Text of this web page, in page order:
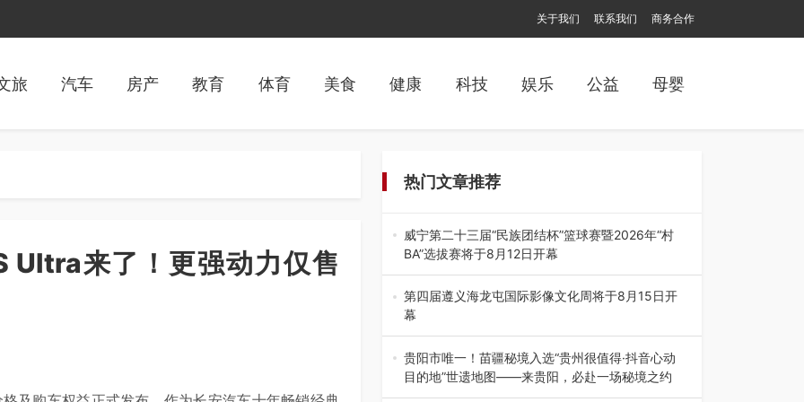
关于我们 联系我们 商务合作
旅 汽车 房产 教育 体育 美食 健康 科技 娱乐 公益 母婴
Ultra来了！更强动力仅售
热门文章推荐
威宁第二十三届“民族团结杯”篮球赛暨2026年“村
BA”选拔赛将于8月12日开幕
8月7日，威宁彝族回族苗族自治县第二十三届“民
族团结杯”篮球赛暨2026年“村B…
第四届遵义海龙屯国际影像文化周将于8月15日开
幕
8月7日，第四届遵义海龙屯国际影像文化周媒体
通气会在世界文化遗产地海龙屯核心景区…
贵阳市唯一！苗疆秘境入选“贵州很值得·抖音心动
目的地”世遗地图——来贵阳，必赴一场秘境之约
2026年7月21日，2026年“贵州很值得”暨抖音“心